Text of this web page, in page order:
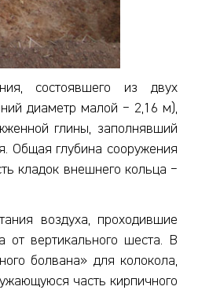
состоявшего из двух
диаметр малой − 2,16 м),
глины, заполнявший
Общая глубина сооружения
кладок внешнего кольца −
воздуха, проходившие
от вертикального шеста. В
болвана» для колокола,
часть кирпичного